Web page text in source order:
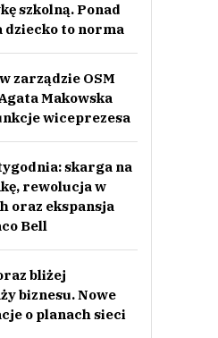
komentarzy
komentarze
Anuluj
szkolną. Ponad
dziecko to norma
zarządzie OSM
Makowska
wiceprezesa
skarga na
rewolucja w
oraz ekspansja
Bell
bliżej
biznesu. Nowe
o planach sieci